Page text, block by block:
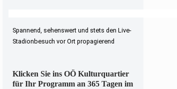
Spannend, sehenswert und stets den Live-
Stadionbesuch vor Ort propagierend
Klicken Sie ins OÖ Kulturquartier
für Ihr Programm an 365 Tagen im